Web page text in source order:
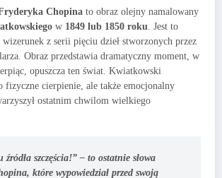
Chopina to obraz olejny namalowany
w 1849 lub 1850 roku . Jest to
z serii pięciu dzieł stworzonych przez
Obraz przedstawia dramatyczny moment, w
opuszcza ten świat. Kwiatkowski
fizyczne cierpienie, ale także emocjonalny
ostatnim chwilom wielkiego
źródła szczęścia!” – to ostatnie słowa
które wypowiedział przed swoją